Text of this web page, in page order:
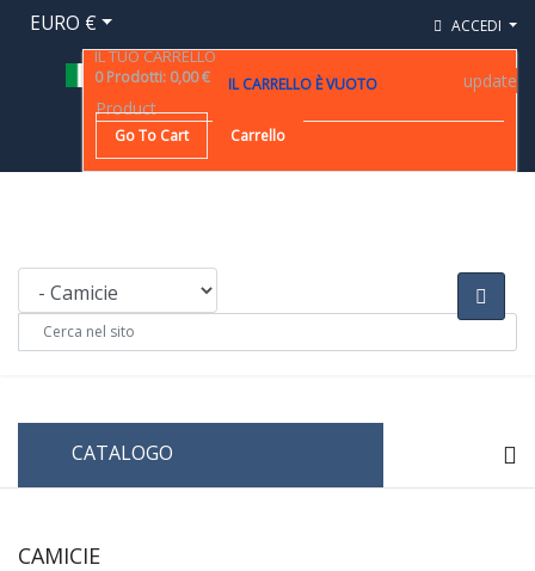
EURO € ACCEDI
IL TUO CARRELLO
0 Prodotti: 0,00 € IL CARRELLO È VUOTO
Product
update
Go To Cart Carrello
CATALOGO
CAMICIE